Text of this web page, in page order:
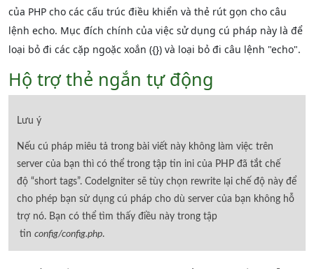
của PHP cho các cấu trúc điều khiển và thẻ rút gọn cho câu
lệnh echo. Mục đích chính của việc sử dụng cú pháp này là để
loại bỏ đi các cặp ngoặc xoắn ({}) và loại bỏ đi câu lệnh "echo".
Hộ trợ thẻ ngắn tự động
Lưu ý
Nếu cú pháp miêu tả trong bài viết này không làm việc trên
server của bạn thì có thể trong tập tin ini của PHP đã tắt chế
độ “short tags”. CodeIgniter sẽ tùy chọn rewrite lại chế độ này để
cho phép bạn sử dụng cú pháp cho dù server của bạn không hỗ
trợ nó. Bạn có thể tìm thấy điều này trong tập
tin config/config.php.